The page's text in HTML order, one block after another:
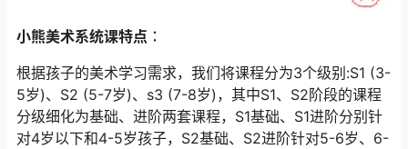
小熊美术系统课特点︰
根据孩子的美术学习需求，我们将课程分为3个级别:S1 (3-
5岁)、S2 (5-7岁)、s3 (7-8岁)，其中S1、S2阶段的课程
分级细化为基础、进阶两套课程，S1基础、S1进阶分别针
对4岁以下和4-5岁孩子，S2基础、S2进阶针对5-6岁、6-